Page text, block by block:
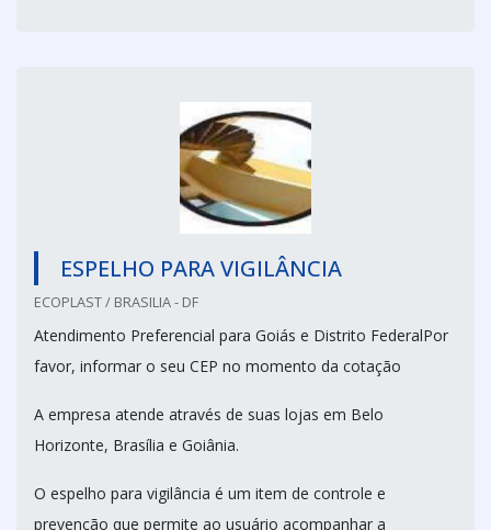
ESPELHO PARA VIGILÂNCIA
ECOPLAST / BRASILIA - DF
Atendimento Preferencial para Goiás e Distrito FederalPor
favor, informar o seu CEP no momento da cotação
A empresa atende através de suas lojas em Belo
Horizonte, Brasília e Goiânia.
O espelho para vigilância é um item de controle e
prevenção que permite ao usuário acompanhar a